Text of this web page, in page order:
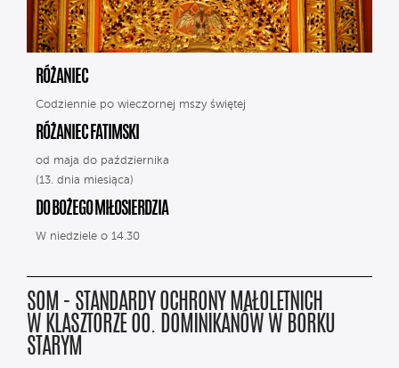
RÓŻANIEC
Codziennie po wieczornej mszy świętej
RÓŻANIEC FATIMSKI
od maja do października
(13. dnia miesiąca)
DO BOŻEGO MIŁOSIERDZIA
W niedziele o 14.30
SOM - STANDARDY OCHRONY MAŁOLETNICH
W KLASZTORZE OO. DOMINIKANÓW W BORKU
STARYM